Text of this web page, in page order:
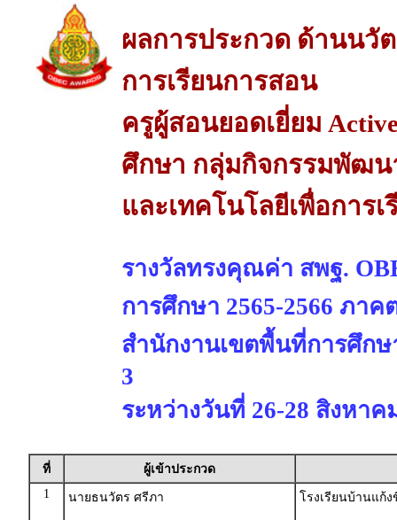
ผลการประกวด ด้านนวั
การเรียนการสอน
ครูผู้สอนยอดเยี่ยม
ศึกษา กลุ่มกิจกรรมพัฒน
และเทคโนโลยีเพื่อการ
รางวัลทรงคุณค่า สพฐ.
การศึกษา 2565-2566 ภาค
สำนักงานเขตพื้นที่การศึก
3
ระหว่างวันที่ 26-28 สิงหาค
ที่
ผู้เข้าประกวด
1
นายธนวัตร ศรีภา โรงเรียนบ้านแก้